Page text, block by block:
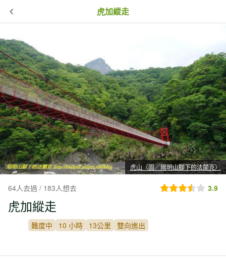
虎加縱走
虎山（圖／陽明山腳下的法蘭克）
64人去過 / 183人想去 3.9
虎加縱走
難度中 10 小時 13公里 雙向進出